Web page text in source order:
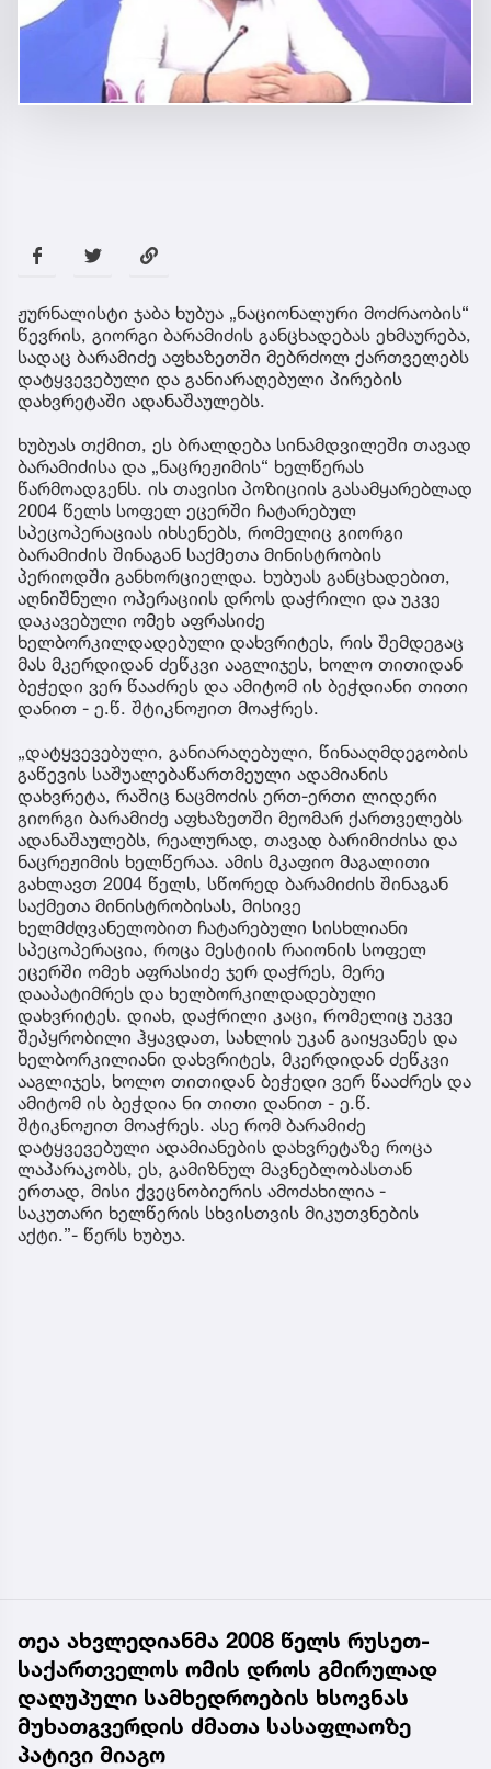
ჟურნალისტი ჯაბა ხუბუა „ნაციონალური მოძრაობის“
წევრის, გიორგი ბარამიძის განცხადებას ეხმაურება,
სადაც ბარამიძე აფხაზეთში მებრძოლ ქართველებს
დატყვევებული და განიარაღებული პირების
დახვრეტაში ადანაშაულებს.
ხუბუას თქმით, ეს ბრალდება სინამდვილეში თავად
ბარამიძისა და „ნაცრეჟიმის“ ხელწერას
წარმოადგენს. ის თავისი პოზიციის გასამყარებლად
2004 წელს სოფელ ეცერში ჩატარებულ
სპეცოპერაციას იხსენებს, რომელიც გიორგი
ბარამიძის შინაგან საქმეთა მინისტრობის
პერიოდში განხორციელდა. ხუბუას განცხადებით,
აღნიშნული ოპერაციის დროს დაჭრილი და უკვე
დაკავებული ომეხ აფრასიძე
ხელბორკილდადებული დახვრიტეს, რის შემდეგაც
მას მკერდიდან ძეწკვი ააგლიჯეს, ხოლო თითიდან
ბეჭედი ვერ წააძრეს და ამიტომ ის ბეჭდიანი თითი
დანით - ე.წ. შტიკნოჟით მოაჭრეს.
„დატყვევებული, განიარაღებული, წინააღმდეგობის
გაწევის საშუალებაწართმეული ადამიანის
დახვრეტა, რაშიც ნაცმოძის ერთ-ერთი ლიდერი
გიორგი ბარამიძე აფხაზეთში მეომარ ქართველებს
ადანაშაულებს, რეალურად, თავად ბარიმიძისა და
ნაცრეჟიმის ხელწერაა. ამის მკაფიო მაგალითი
გახლავთ 2004 წელს, სწორედ ბარამიძის შინაგან
საქმეთა მინისტრობისას, მისივე
ხელმძღვანელობით ჩატარებული სისხლიანი
სპეცოპერაცია, როცა მესტიის რაიონის სოფელ
ეცერში ომეხ აფრასიძე ჯერ დაჭრეს, მერე
დააპატიმრეს და ხელბორკილდადებული
დახვრიტეს. დიახ, დაჭრილი კაცი, რომელიც უკვე
შეპყრობილი ჰყავდათ, სახლის უკან გაიყვანეს და
ხელბორკილიანი დახვრიტეს, მკერდიდან ძეწკვი
ააგლიჯეს, ხოლო თითიდან ბეჭედი ვერ წააძრეს და
ამიტომ ის ბეჭდია ნი თითი დანით - ე.წ.
შტიკნოჟით მოაჭრეს. ასე რომ ბარამიძე
დატყვევებული ადამიანების დახვრეტაზე როცა
ლაპარაკობს, ეს, გამიზნულ მავნებლობასთან
ერთად, მისი ქვეცნობიერის ამოძახილია -
საკუთარი ხელწერის სხვისთვის მიკუთვნების
აქტი.”- წერს ხუბუა.
თეა ახვლედიანმა 2008 წელს რუსეთ-
საქართველოს ომის დროს გმირულად
დაღუპული სამხედროების ხსოვნას
მუხათგვერდის ძმათა სასაფლაოზე
პატივი მიაგო